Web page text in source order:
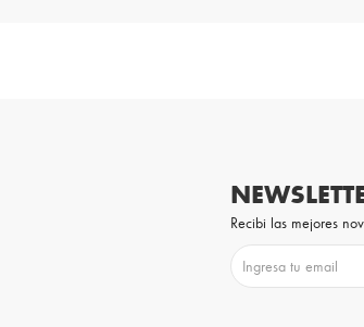
Recibi las mejores